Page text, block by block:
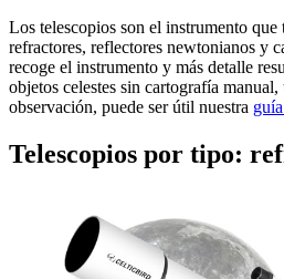
Los telescopios son el instrumento
refractores, reflectores newtonianos y
recoge el instrumento y más detalle
objetos celestes sin cartografía
observación, puede ser útil nuestra
Telescopios por tipo: